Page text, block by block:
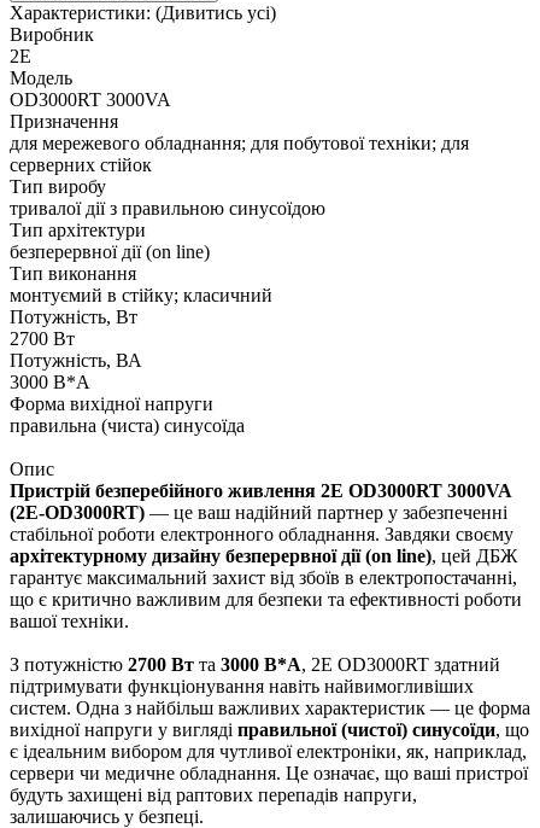
Характеристики: (Дивитись усі)
Виробник
2E
Модель
OD3000RT 3000VA
Призначення
для мережевого обладнання; для побутової техніки; для
серверних стійок
Тип виробу
тривалої дії з правильною синусоїдою
Тип архітектури
безперервної дії (on line)
Тип виконання
монтуємий в стійку; класичний
Потужність, Вт
2700 Вт
Потужність, ВА
3000 В*А
Форма вихідної напруги
правильна (чиста) синусоїда
Опис
Пристрій безперебійного живлення 2E OD3000RT 3000VA
(2E-OD3000RT) — це ваш надійний партнер у забезпеченні
стабільної роботи електронного обладнання. Завдяки своєму
архітектурному дизайну безперервної дії (on line), цей ДБЖ
гарантує максимальний захист від збоїв в електропостачанні,
що є критично важливим для безпеки та ефективності роботи
вашої техніки.
З потужністю 2700 Вт та 3000 В*А, 2E OD3000RT здатний
підтримувати функціонування навіть найвимогливіших
систем. Одна з найбільш важливих характеристик — це форма
вихідної напруги у вигляді правильної (чистої) синусоїди, що
є ідеальним вибором для чутливої електроніки, як, наприклад,
сервери чи медичне обладнання. Це означає, що ваші пристрої
будуть захищені від раптових перепадів напруги,
залишаючись у безпеці.